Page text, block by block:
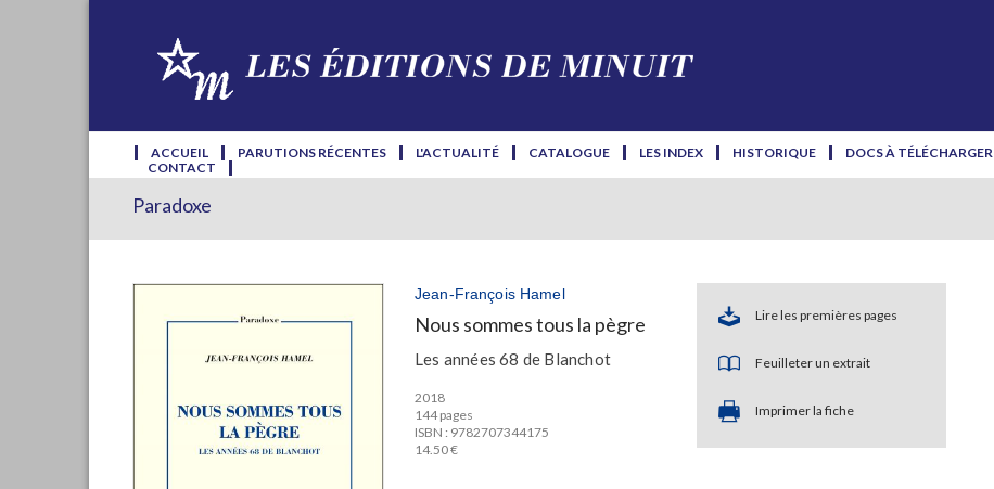
ACCUEIL PARUTIONS RÉCENTES L'ACTUALITÉ CATALOGUE LES INDEX HISTORIQUE DOCS À TÉLÉCHARGER
CONTACT
Paradoxe
Jean-François Hamel
Nous sommes tous la pègre
Les années 68 de Blanchot
2018
144 pages
ISBN : 9782707344175
14.50 €
Lire les premières pages
Feuilleter un extrait
Imprimer la fiche